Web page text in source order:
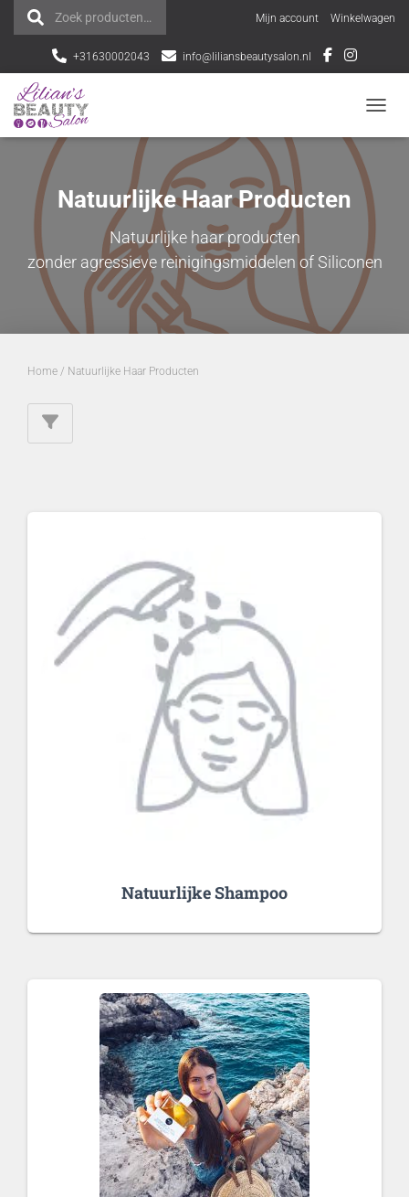
o
n
n
a
Zoek producten… Mijn account Winkelwagen
+31630002043 info@liliansbeautysalon.nl
Natuurlijke Haar Producten
Natuurlijke haar producten
zonder agressieve reinigingsmiddelen of Siliconen
Home / Natuurlijke Haar Producten
Natuurlijke Shampoo